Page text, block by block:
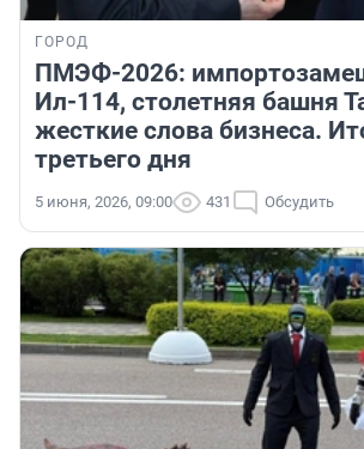
ГОРОД
ПМЭФ-2026:
Ил-114, столетняя башня
жесткие слова бизнеса.
третьего дня
5 июня, 2026, 09:00 431 Обсудить